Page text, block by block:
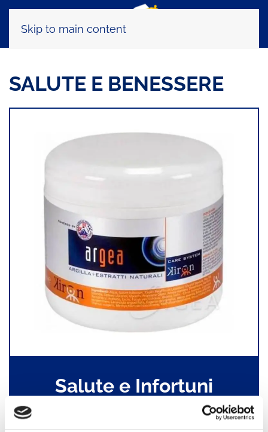
Skip to main content
SALUTE E BENESSERE
Salute e Infortuni